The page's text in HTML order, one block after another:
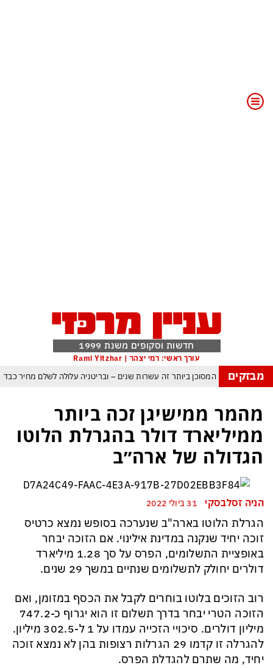
חדשות וסקופים משנת 1999
עורך ראשי: רמי יצהר | Rami Yitzhar
מבזקים
נכנס לעידן המסוכן ביותר זה עשרות שנים – ובריטניה עלולה לשלם מחיר כבד
מי היה מאמין שבאר שבע תנצח את הכוכב האדום?
ומיירטים להגנה – טראמפ נשאר רק עם ציוצי האיום המגוחכים שלא מזיזים לטהרן
כמדיניות: כך הפכה ההוצאה להורג לכלי ההרתעה המרכזי של המשטר האיראני
א-סיסי, ארדואן ושליט קטאר מכנסים פגישת ״כיפה אדומה״ לנתניהו בנושא עזה
מהמר ממישיגן זכה ביותר
ממיליארד דולר בהגרלת הלוטו
הגדולה של ארה״ב
הניה זסלבסקי
הגרלת הלוטו בארה"ב שנערכה בסופש נמצא כרטיס
זוכה יחיד שנקנה במדינת אילינוי. אם הזוכה יבחר
באופציית התשלומים, הפרס על סך 1.28 מיליארד
דולרים יחולק לתשלומים שנתיים במשך 29 שנים.
רוב הזוכים בלוטו בוחרים לקבל את הכסף במזומן, ואם
הזוכה הטרי יבחר בדרך תשלום זו הוא יגרוף כ-747.2
מיליון דולרים. סיכויי הזכייה עמדו על 1 ל-302.5 מיליון.
להגרלה זו קדמו 29 הגרלות רצופות בהן לא נמצא זוכה
יחיד, מה שתרם להגדלת הפרס.